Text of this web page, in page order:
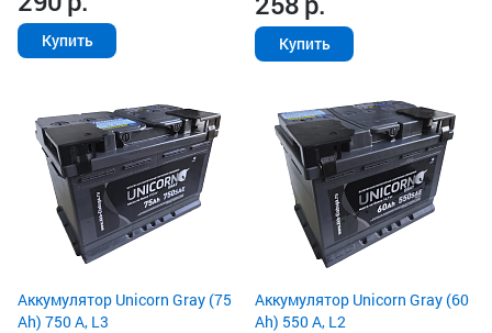
Купить Купить
Аккумулятор Unicorn Gray (75
Ah) 750 А, L3
Аккумулятор Unicorn Gray (60
Ah) 550 А, L2